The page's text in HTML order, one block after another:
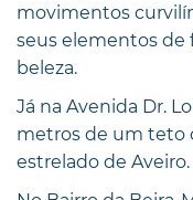
movimentos
seus elementos de
beleza.
Já na Avenida Dr.
metros de um teto
estrelado de Aveiro.